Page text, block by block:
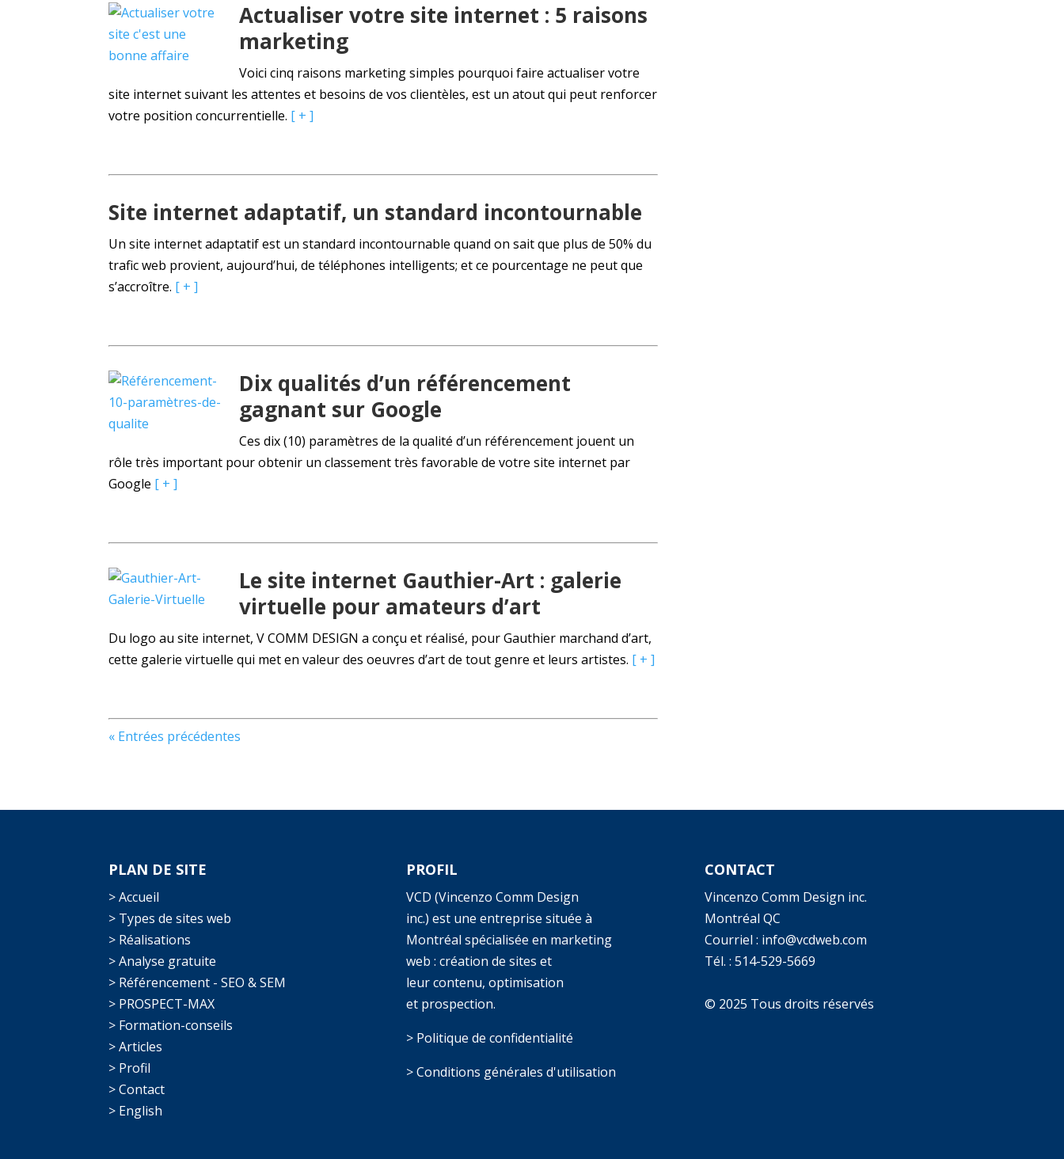
Actualiser votre site internet : 5 raisons
marketing
Voici cinq raisons marketing simples pourquoi faire actualiser votre
site internet suivant les attentes et besoins de vos clientèles, est un atout qui peut renforcer
votre position concurrentielle. [ + ]
Site internet adaptatif, un standard incontournable
Un site internet adaptatif est un standard incontournable quand on sait que plus de 50% du
trafic web provient, aujourd’hui, de téléphones intelligents; et ce pourcentage ne peut que
s’accroître. [ + ]
Dix qualités d’un référencement
gagnant sur Google
Ces dix (10) paramètres de la qualité d’un référencement jouent un
rôle très important pour obtenir un classement très favorable de votre site internet par
Google [ + ]
Le site internet Gauthier-Art : galerie
virtuelle pour amateurs d’art
Du logo au site internet, V COMM DESIGN a conçu et réalisé, pour Gauthier marchand d’art,
cette galerie virtuelle qui met en valeur des oeuvres d’art de tout genre et leurs artistes. [ + ]
« Entrées précédentes
PLAN DE SITE
> Accueil
> Types de sites web
> Réalisations
> Analyse gratuite
> Référencement - SEO & SEM
> PROSPECT-MAX
> Formation-conseils
> Articles
> Profil
> Contact
> English
PROFIL
VCD (Vincenzo Comm Design
inc.) est une entreprise située à
Montréal spécialisée en marketing
web : création de sites et
leur contenu, optimisation
et prospection.
> Politique de confidentialité
> Conditions générales d'utilisation
CONTACT
Vincenzo Comm Design inc.
Montréal QC
Courriel : info@vcdweb.com
Tél. : 514-529-5669
© 2025 Tous droits réservés